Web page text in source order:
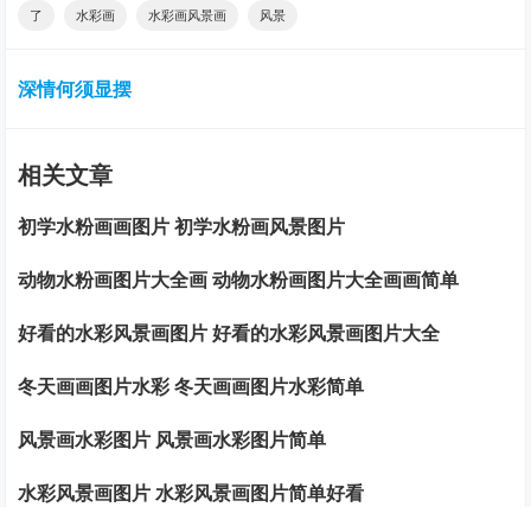
了 水彩画 水彩画风景画 风景
深情何须显摆
相关文章
初学水粉画画图片 初学水粉画风景图片
动物水粉画图片大全画 动物水粉画图片大全画画简单
好看的水彩风景画图片 好看的水彩风景画图片大全
冬天画画图片水彩 冬天画画图片水彩简单
风景画水彩图片 风景画水彩图片简单
水彩风景画图片 水彩风景画图片简单好看